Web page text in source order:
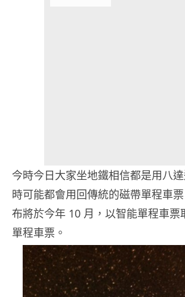
今時今日大家坐地鐵相信都是用八
時可能都會用回傳統的磁帶單程車
布將於今年 10 月，以智能單程車票
單程車票。